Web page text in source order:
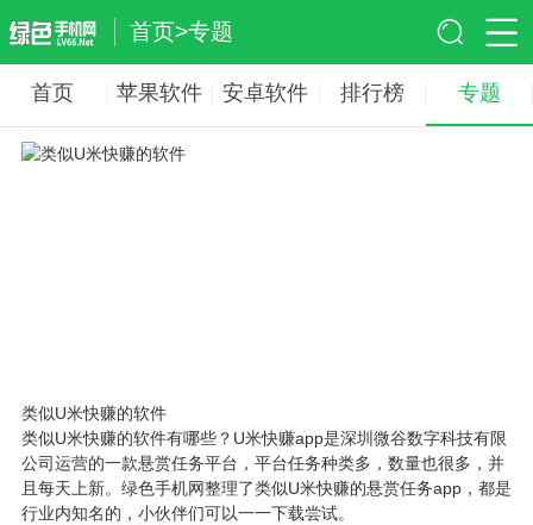
首页>专题
首页 苹果软件 安卓软件 排行榜 专题
类似U米快赚的软件
类似U米快赚的软件有哪些？U米快赚app是深圳微谷数字科技有限
公司运营的一款悬赏任务平台，平台任务种类多，数量也很多，并
且每天上新。绿色手机网整理了类似U米快赚的悬赏任务app，都是
行业内知名的，小伙伴们可以一一下载尝试。